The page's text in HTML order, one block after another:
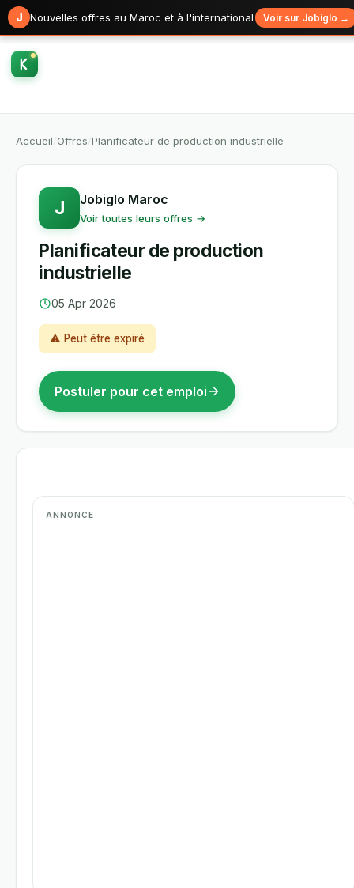
J Nouvelles offres au Maroc et à l'international Voir sur Jobiglo →
Accueil Offres Planificateur de production industrielle
J Jobiglo Maroc
Voir toutes leurs offres →
Planificateur de production
industrielle
05 Apr 2026
⚠ Peut être expiré
Postuler pour cet emploi